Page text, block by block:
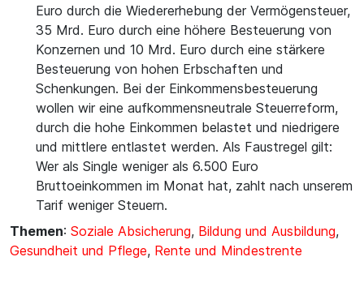
Euro durch die Wiedererhebung der Vermögensteuer,
35 Mrd. Euro durch eine höhere Besteuerung von
Konzernen und 10 Mrd. Euro durch eine stärkere
Besteuerung von hohen Erbschaften und
Schenkungen. Bei der Einkommensbesteuerung
wollen wir eine aufkommensneutrale Steuerreform,
durch die hohe Einkommen belastet und niedrigere
und mittlere entlastet werden. Als Faustregel gilt:
Wer als Single weniger als 6.500 Euro
Bruttoeinkommen im Monat hat, zahlt nach unserem
Tarif weniger Steuern.
Themen: Soziale Absicherung, Bildung und Ausbildung,
Gesundheit und Pflege, Rente und Mindestrente